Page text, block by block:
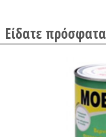
Είδατε πρόσφατα